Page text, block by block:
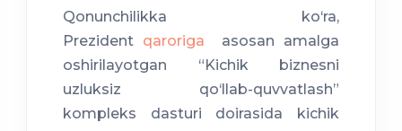
Qonunchilikka ko‘ra,
Prezident qaroriga
asosan amalga
oshirilayotgan “Kichik biznesni
uzluksiz qo‘llab-quvvatlash”
kompleks dasturi doirasida kichik